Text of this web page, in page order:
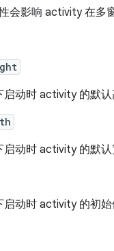
会影响 activity 在多
动时 activity 的默认
动时 activity 的默认
启动时 activity 的初始